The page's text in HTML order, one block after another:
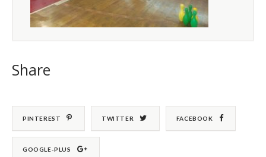
Share
PINTEREST TWITTER FACEBOOK
GOOGLE-PLUS